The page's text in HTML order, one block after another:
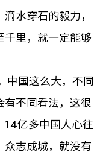
水穿石的毅力，
千里，就一定能够
中国这么大，不同
有不同看法，这很
14亿多中国人心往
众志成城，就没有